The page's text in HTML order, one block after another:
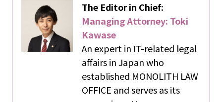
The Editor in Chief:
Managing Attorney: Toki
Kawase
An expert in IT-related legal
affairs in Japan who
established MONOLITH LAW
OFFICE and serves as its